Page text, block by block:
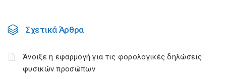
Σχετικά Άρθρα
Άνοιξε η εφαρμογή για τις φορολογικές δηλώσεις
φυσικών προσώπων